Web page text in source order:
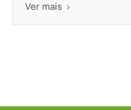
Ver mais